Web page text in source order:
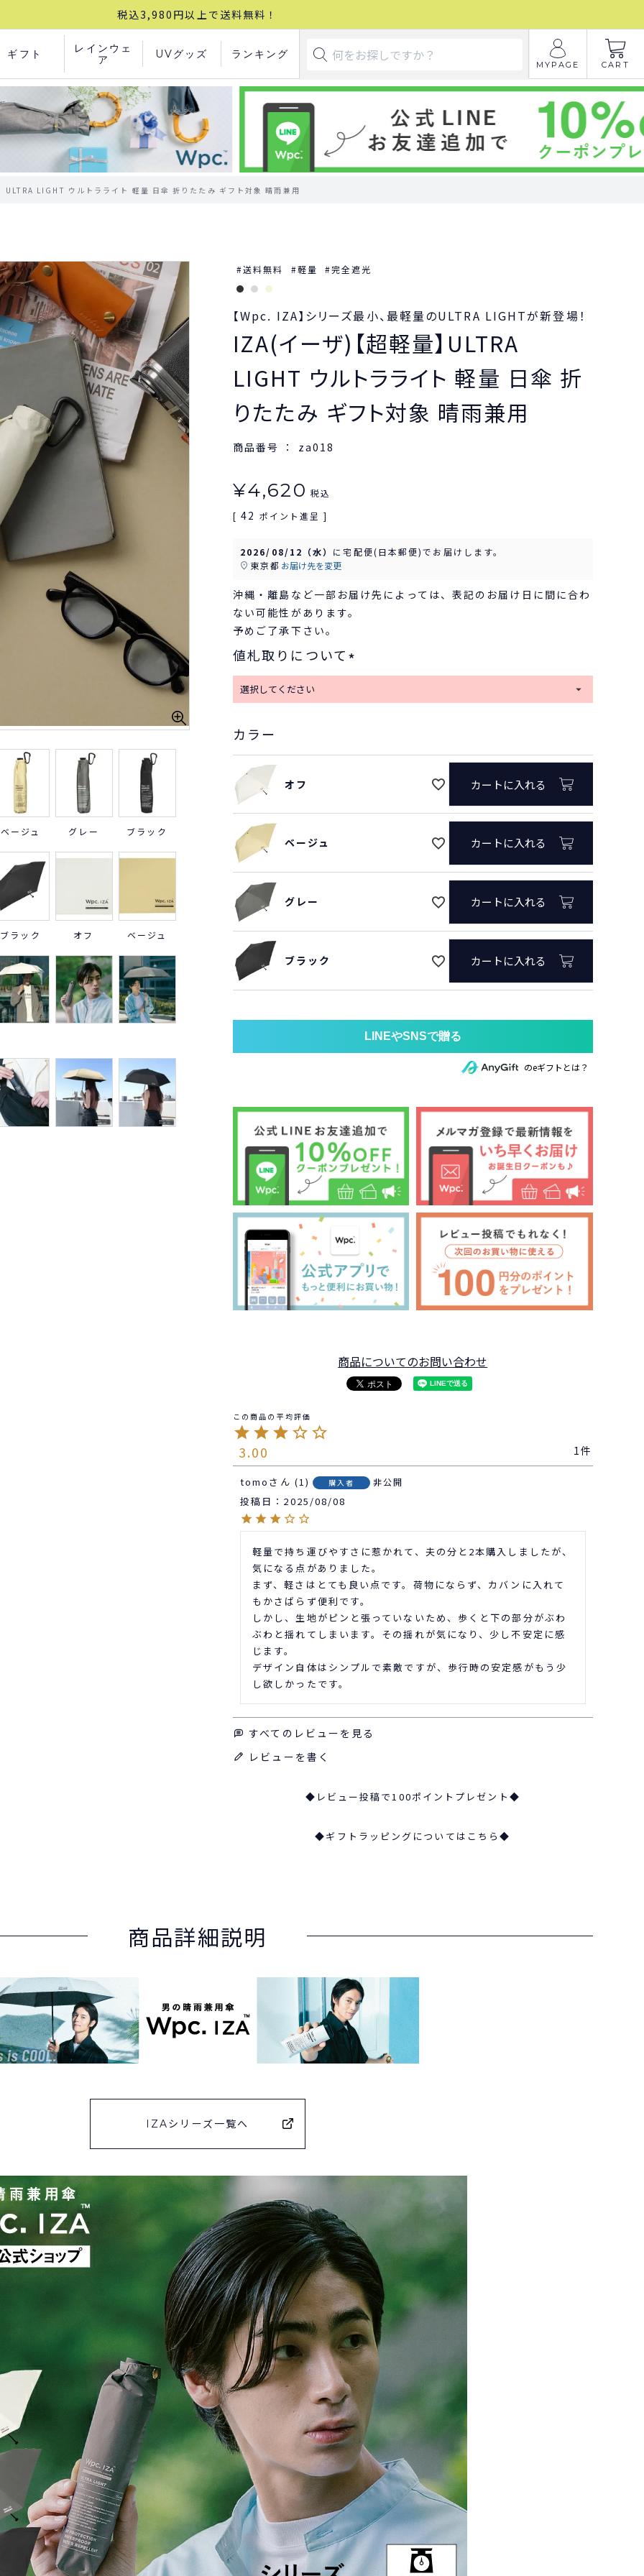
税込3,980円以上で送料無料！
ギフト
レインウェ
ア
UVグッズ ランキング
MYPAGE CART
LIGHT ウルトラライト 軽量 日傘 折りたたみ ギフト対象 晴雨兼用
ベージュ グレー ブラック
ブラック オフ ベージュ
送料無料 軽量 完全遮光
【Wpc. IZA】シリーズ最小、最軽量のULTRA LIGHTが新登場！
IZA(イーザ)【超軽量】ULTRA
LIGHT ウルトラライト 軽量 日傘 折
りたたみ ギフト対象 晴雨兼用
商品番号 za018
¥4,620 税込
[ 42 ポイント進呈 ]
2026/08/12（水） に宅配便(日本郵便)でお届けします。
東京都 お届け先を変更
沖縄・離島など一部お届け先によっては、表記のお届け日に間に合わ
ない可能性があります。
予めご了承下さい。
値札取りについて
(
必
カラー
オフ カートに入れる
ベージュ カートに入れる
グレー カートに入れる
ブラック カートに入れる
のeギフトとは？
商品についてのお問い合わせ
3.00 1
tomo 1 購入者 非公開
投稿日 2025/08/08
軽量で持ち運びやすさに惹かれて、夫の分と2本購入しましたが、
気になる点がありました。
まず、軽さはとても良い点です。荷物にならず、カバンに入れて
もかさばらず便利です。
しかし、生地がピンと張っていないため、歩くと下の部分がぶわ
ぶわと揺れてしまいます。その揺れが気になり、少し不安定に感
じます。
デザイン自体はシンプルで素敵ですが、歩行時の安定感がもう少
し欲しかったです。
すべてのレビューを見る
レビューを書く
◆レビュー投稿で100ポイントプレゼント◆
◆ギフトラッピングについてはこちら◆
商品詳細説明
IZAシリーズ一覧へ